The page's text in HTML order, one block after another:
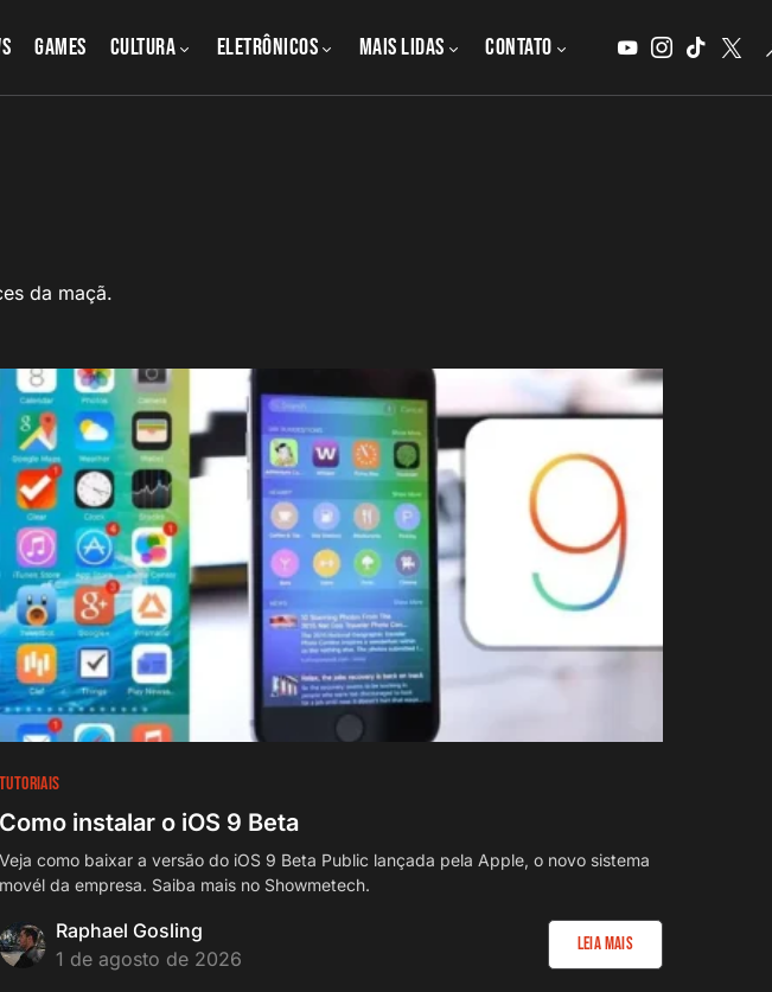
GAMES CULTURA Eletrônicos MAIS LIDAS CONTATO
da maçã.
TUTORIAIS
Como instalar o iOS 9 Beta
Veja como baixar a versão do iOS 9 Beta Public lançada pela Apple, o novo sistema
movél da empresa. Saiba mais no Showmetech.
Raphael Gosling
1 de agosto de 2026
Leia Mais